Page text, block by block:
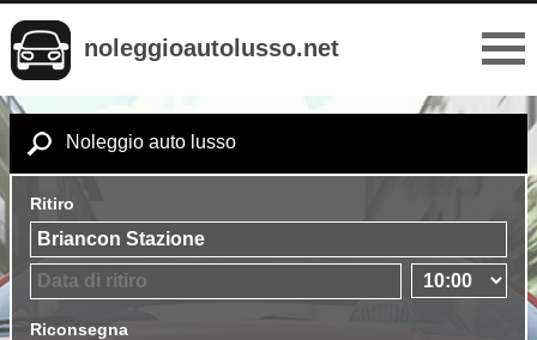
noleggioautolusso.net
Noleggio auto lusso
Ritiro
Riconsegna